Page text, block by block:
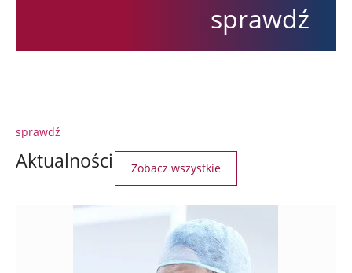
sprawdź
sprawdź
Aktualności Zobacz wszystkie